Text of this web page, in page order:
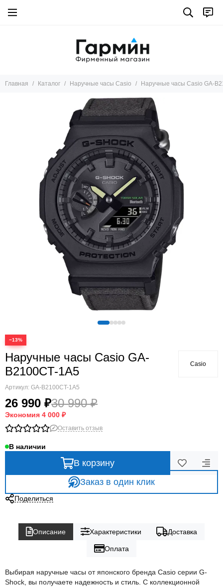
Главная Каталог Наручные часы Casio Наручные часы Casio GA-
−13%
Наручные часы Casio GA-
B2100CT-1A5
Артикул: GA-B2100CT-1A5
26 990 ₽30 990 ₽
Экономия 4 000 ₽
Casio
Оставить отзыв
В наличии
В корзину
Заказ в один клик
Поделиться
Описание Характеристики Доставка
Оплата
Выбирая наручные часы от японского бренда Casio серии G-
Shock, вы получаете надежность и стиль. С коллекционной